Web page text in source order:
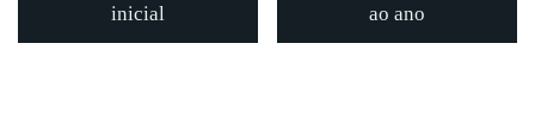
inicial
ao ano